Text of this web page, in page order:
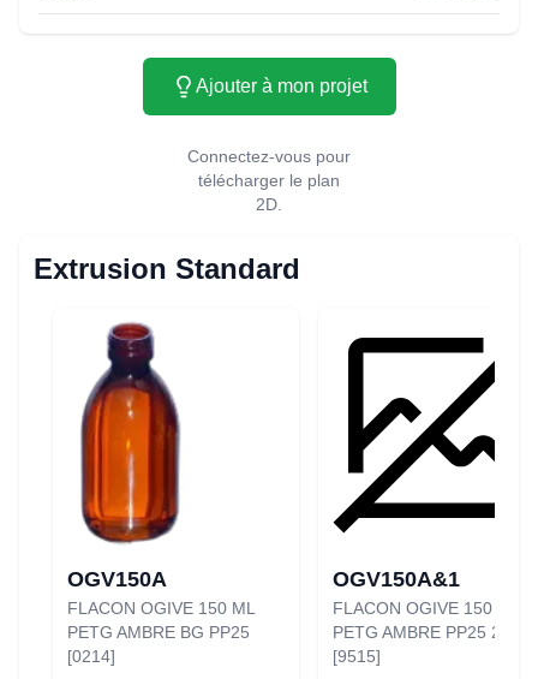
Ajouter à mon projet
Connectez-vous pour
télécharger le plan
2D.
Extrusion Standard
OGV150A
FLACON OGIVE 150 ML
PETG AMBRE BG PP25
[0214]
OGV150A&1
FLACON OGIVE 150 ML
PETG AMBRE PP25 29G
[9515]